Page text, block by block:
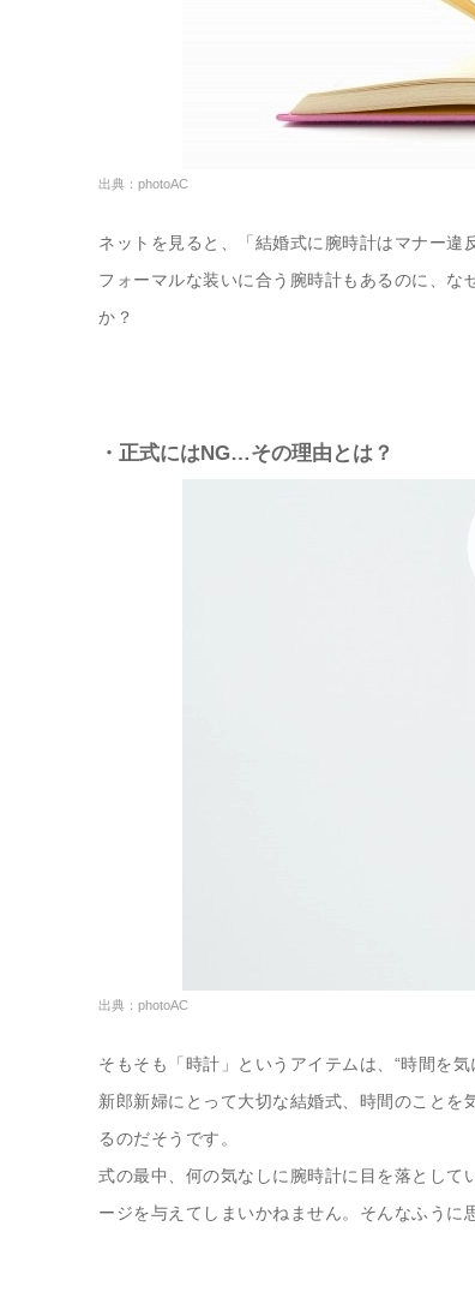
出典：photoAC
ネットを見ると、「結婚式に腕時計はマナー違
フォーマルな装いに合う腕時計もあるのに、な
か？
・正式にはNG…その理由とは？
出典：photoAC
そもそも「時計」というアイテムは、“時間を
新郎新婦にとって大切な結婚式、時間のこと
るのだそうです。
式の最中、何の気なしに腕時計に目を落として
ージを与えてしまいかねません。そんなふうに